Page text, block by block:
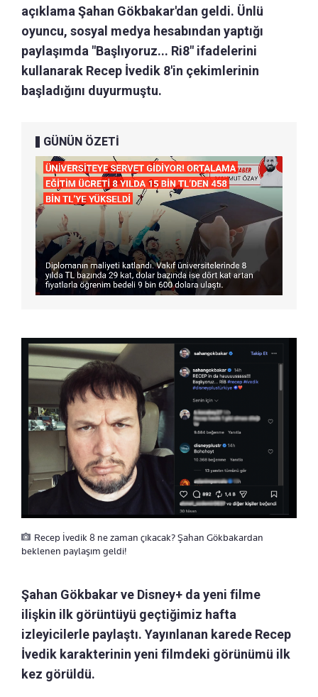
açıklama Şahan Gökbakar'dan geldi. Ünlü
oyuncu, sosyal medya hesabından yaptığı
paylaşımda "Başlıyoruz... Ri8" ifadelerini
kullanarak Recep İvedik 8'in çekimlerinin
başladığını duyurmuştu.
GÜNÜN ÖZETİ
Recep İvedik 8 ne zaman çıkacak? Şahan Gökbakardan
beklenen paylaşım geldi!
Şahan Gökbakar ve Disney+ da yeni filme
ilişkin ilk görüntüyü geçtiğimiz hafta
izleyicilerle paylaştı. Yayınlanan karede Recep
İvedik karakterinin yeni filmdeki görünümü ilk
kez görüldü.